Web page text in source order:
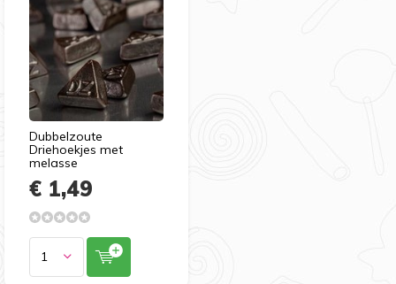
Dubbelzoute
Driehoekjes met
melasse
€ 1,49